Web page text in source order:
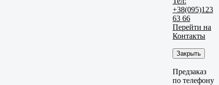
+38(095)123
63 66
Перейти на
Контакты
Закрыть
Предзаказ
по телефону